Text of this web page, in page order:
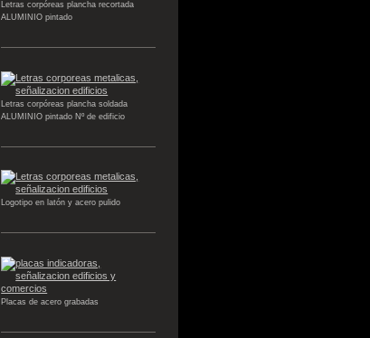
Letras corpóreas plancha recortada
ALUMINIO pintado
Letras corpóreas plancha soldada
ALUMINIO pintado Nº de edificio
Logotipo en latón y acero pulido
Placas de acero grabadas